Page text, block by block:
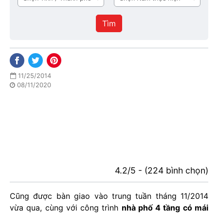
1
/
thực
hiện
Tìm
11/25/2014
08/11/2020
4.2/5 - (224 bình chọn)
Cũng được bàn giao vào trung tuần tháng 11/2014
vừa qua, cùng với công trình nhà phố 4 tầng có mái